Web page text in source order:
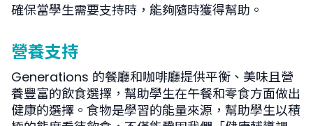
確保當學生需要支持時，能夠隨時獲得幫助。
營養支持
Generations 的餐廳和咖啡廳提供平衡、美味且營
養豐富的飲食選擇，幫助學生在午餐和零食方面做出
健康的選擇。食物是學習的能量來源，幫助學生以積